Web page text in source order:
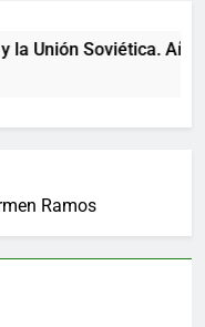
Soviética. Año
Ramos